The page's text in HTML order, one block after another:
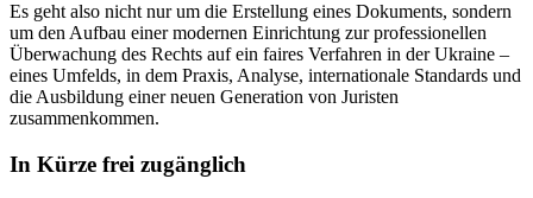
Es geht also nicht nur um die Erstellung eines Dokuments, sondern
um den Aufbau einer modernen Einrichtung zur professionellen
Überwachung des Rechts auf ein faires Verfahren in der Ukraine –
eines Umfelds, in dem Praxis, Analyse, internationale Standards und
die Ausbildung einer neuen Generation von Juristen
zusammenkommen.
In Kürze frei zugänglich